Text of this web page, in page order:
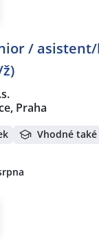
/ asistent/
Praha
Vhodné